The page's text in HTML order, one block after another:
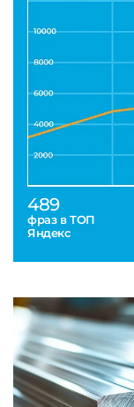
489
фраз в ТОП
Яндекс